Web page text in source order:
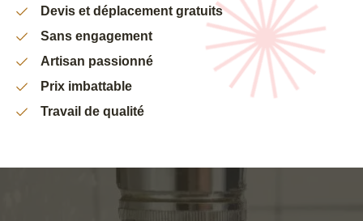
Devis et déplacement gratuits
Sans engagement
Artisan passionné
Prix imbattable
Travail de qualité